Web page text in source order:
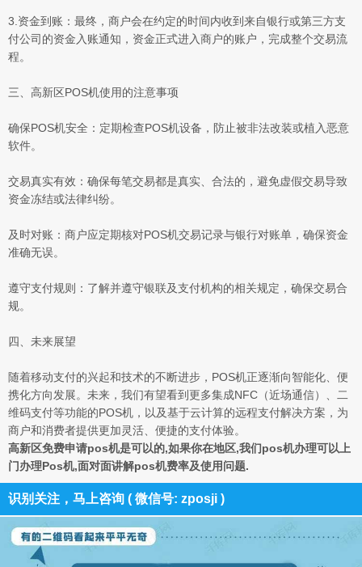
3.资金到账：最终，商户会在约定的时间内收到来自银行或第三方支
付公司的资金入账通知，资金正式进入商户的账户，完成整个交易流
程。
三、高新区POS机使用的注意事项
确保POS机安全：定期检查POS机设备，防止被非法改装或植入恶意
软件。
交易真实有效：确保每笔交易都是真实、合法的，避免虚假交易导致
资金冻结或法律纠纷。
及时对账：商户应定期核对POS机交易记录与银行对账单，确保资金
准确无误。
遵守支付规则：了解并遵守银联及支付机构的相关规定，确保交易合
规。
四、未来展望
随着移动支付的兴起和技术的不断进步，POS机正逐渐向智能化、便
携化方向发展。未来，我们有望看到更多集成NFC（近场通信）、二
维码支付等功能的POS机，以及基于云计算的远程支付解决方案，为
商户和消费者提供更加灵活、便捷的支付体验。
高新区免费申请pos机是可以的,如果你在地区,我们pos机办理可以上
门办理Pos机,面对面讲解pos机费率及使用问题.
识别关注，马上咨询 ( 微信号: zposji )